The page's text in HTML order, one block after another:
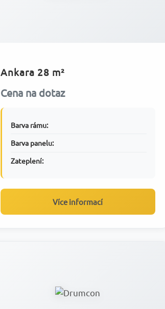
Ankara 28 m²
Cena na dotaz
Barva rámu:
Barva panelu:
Zateplení:
Více informací